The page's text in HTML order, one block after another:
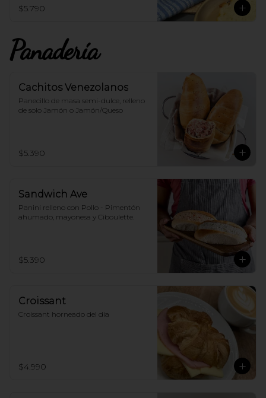
$5.790
Panadería
Cachitos Venezolanos
Panecillo de masa semi-dulce, relleno
de solo Jamón o Jamón/Queso
$5.390
Sandwich Ave
Panini relleno con Pollo - Pimentón
ahumado, mayonesa y Ciboulette.
$5.390
Croissant
Croissant horneado del dia
$4.990